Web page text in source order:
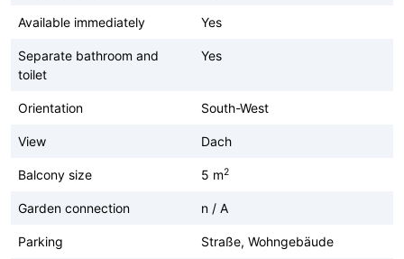
Available immediately Yes
Separate bathroom and
toilet
Yes
Orientation South-West
View Dach
Balcony size 5 m2
Garden connection n / A
Parking Straße, Wohngebäude